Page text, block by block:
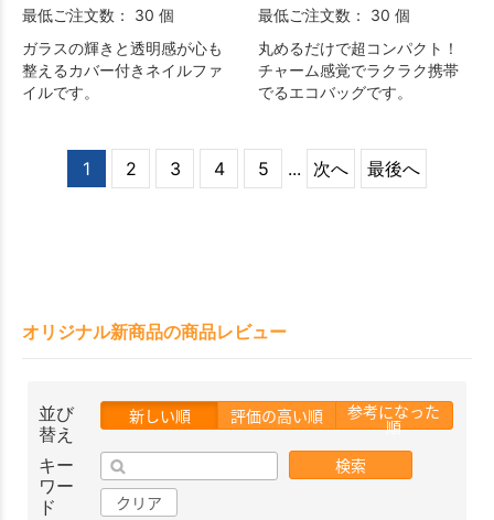
最低ご注文数： 30 個
ガラスの輝きと透明感が心も
整えるカバー付きネイルファ
イルです。
最低ご注文数： 30 個
丸めるだけで超コンパクト！
チャーム感覚でラクラク携帯
でるエコバッグです。
1 2 3 4 5 ... 次へ 最後へ
オリジナル新商品の商品レビュー
並び
替え
新しい順 評価の高い順 参考になった
順
キー
ワー
ド
検索
クリア